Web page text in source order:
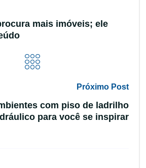
mais imóveis; ele
Próximo Post
com piso de ladrilho
para você se inspirar